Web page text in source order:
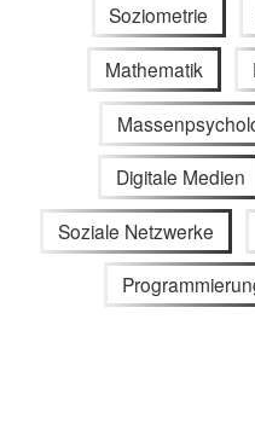
Soziometrie
Mathematik
Digitale Medien
Soziale Netzwerke